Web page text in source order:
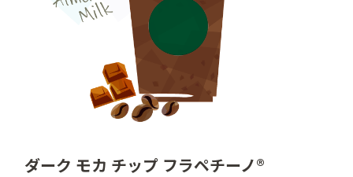
ダーク モカ チップ フラペチーノ®